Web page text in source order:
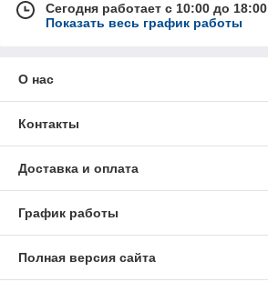
Сегодня работает с 10:00 до 18:00
Показать весь график работы
О нас
Контакты
Доставка и оплата
График работы
Полная версия сайта